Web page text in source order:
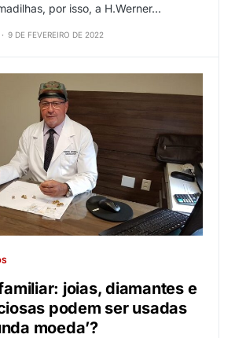
por isso, a H.Werner…
9 DE FEVEREIRO DE 2022
joias, diamantes e
podem ser usadas
moeda’?